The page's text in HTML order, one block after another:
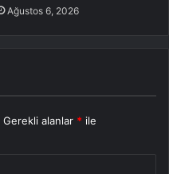
Ağustos 6, 2026
Gerekli alanlar * ile